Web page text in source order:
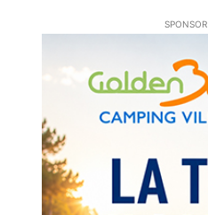
SPONSOR